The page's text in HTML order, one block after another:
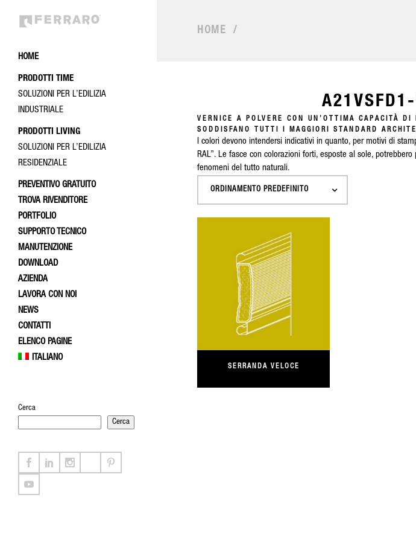
HOME
PRODOTTI TIME
SOLUZIONI PER L’EDILIZIA
INDUSTRIALE
PRODOTTI LIVING
SOLUZIONI PER L’EDILIZIA
RESIDENZIALE
PREVENTIVO GRATUITO
TROVA RIVENDITORE
PORTFOLIO
SUPPORTO TECNICO
MANUTENZIONE
DOWNLOAD
AZIENDA
LAVORA CON NOI
NEWS
CONTATTI
ELENCO PAGINE
ITALIANO
Cerca
Cerca
HOME /
VERNICE A POLVERE CON UN’OTTIMA CAPACITÀ
SODDISFANO TUTTI I MAGGIORI STANDARD
I colori devono intendersi indicativi in quanto, per motivi di
RAL”. Le fasce con colorazioni forti, esposte al sole,
fenomeni del tutto naturali.
ORDINAMENTO PREDEFINITO
SERRANDA VELOCE